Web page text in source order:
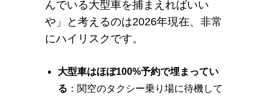
んでいる大型車を捕まえればいい
や」と考えるのは2026年現在、非常
にハイリスクです。
大型車はほぼ100%予約で埋まってい
る ：関空のタクシー乗り場に待機して